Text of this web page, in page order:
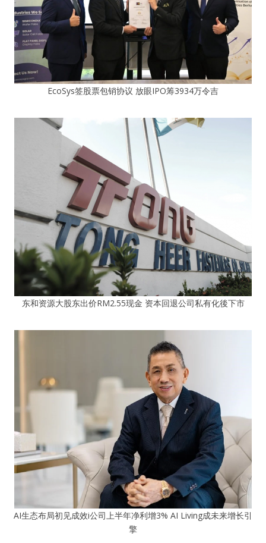
EcoSys签股票包销协议 放眼IPO筹3934万令吉
东和资源大股东出价RM2.55现金 资本回退公司私有化後下市
AI生态布局初见成效i公司上半年净利增3% AI Living成未来增长引
擎